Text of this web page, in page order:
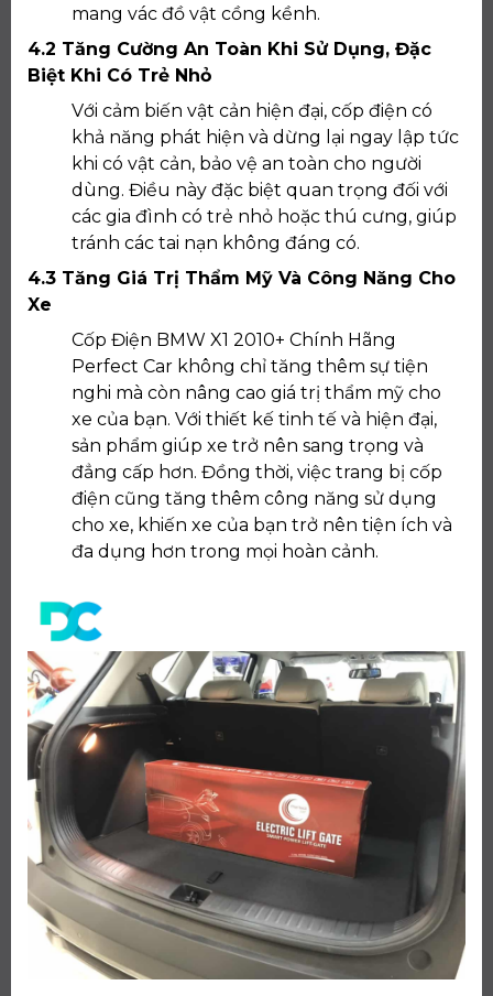
mang vác đồ vật cồng kềnh.
4.2 Tăng Cường An Toàn Khi Sử Dụng, Đặc
Biệt Khi Có Trẻ Nhỏ
Với cảm biến vật cản hiện đại, cốp điện có
khả năng phát hiện và dừng lại ngay lập tức
khi có vật cản, bảo vệ an toàn cho người
dùng. Điều này đặc biệt quan trọng đối với
các gia đình có trẻ nhỏ hoặc thú cưng, giúp
tránh các tai nạn không đáng có.
4.3 Tăng Giá Trị Thẩm Mỹ Và Công Năng Cho
Xe
Cốp Điện BMW X1 2010+ Chính Hãng
Perfect Car không chỉ tăng thêm sự tiện
nghi mà còn nâng cao giá trị thẩm mỹ cho
xe của bạn. Với thiết kế tinh tế và hiện đại,
sản phẩm giúp xe trở nên sang trọng và
đẳng cấp hơn. Đồng thời, việc trang bị cốp
điện cũng tăng thêm công năng sử dụng
cho xe, khiến xe của bạn trở nên tiện ích và
đa dụng hơn trong mọi hoàn cảnh.